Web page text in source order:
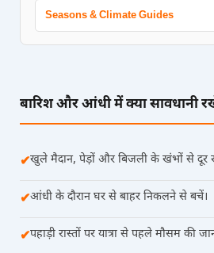
Seasons & Climate Guides
बारिश और आंधी में क्या सावधानी
✔खुले मैदान, पेड़ों और बिजली के खंभों से दूर
✔आंधी के दौरान घर से बाहर निकलने से बचें।
✔पहाड़ी रास्तों पर यात्रा से पहले मौसम की